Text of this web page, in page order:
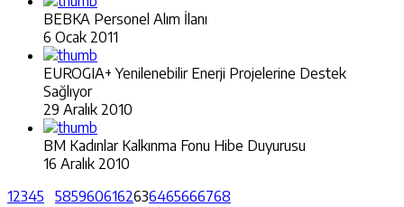
BEBKA Personel Alım İlanı
6 Ocak 2011
EUROGIA+ Yenilenebilir Enerji Projelerine Destek
Sağlıyor
29 Aralık 2010
BM Kadınlar Kalkınma Fonu Hibe Duyurusu
16 Aralık 2010
12345 5859606162636465666768